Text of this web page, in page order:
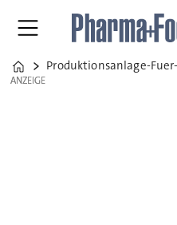
Home
Produktionsanlage-
ANZEIGE
ANZEIGE